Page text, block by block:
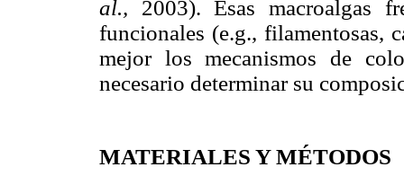
al., 2003). Esas macroalgas
funcionales (e.g., filamentosas,
mejor los mecanismos de
necesario determinar su
MATERIALES Y MÉTODOS